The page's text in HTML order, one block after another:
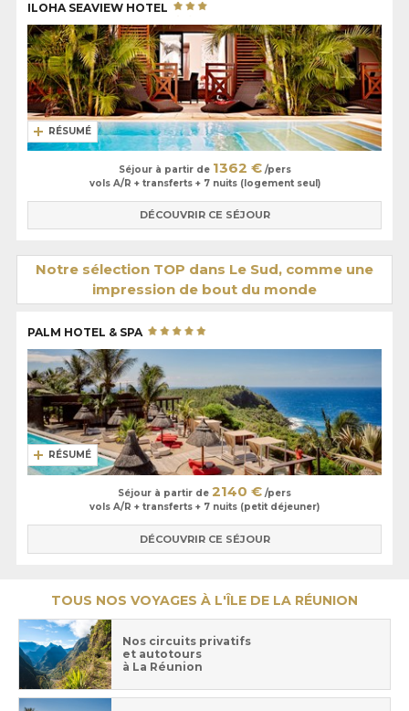
ILOHA SEAVIEW HOTEL
RÉSUMÉ
Séjour à partir de 1362 €/pers
vols A/R + transferts + 7 nuits (logement seul)
DÉCOUVRIR CE SÉJOUR
Notre sélection TOP dans Le Sud, comme une
impression de bout du monde
PALM HOTEL & SPA
RÉSUMÉ
Séjour à partir de 2140 € /pers
vols A/R + transferts + 7 nuits (petit déjeuner)
DÉCOUVRIR CE SÉJOUR
TOUS NOS VOYAGES À L'ÎLE DE LA RÉUNION
Nos circuits privatifs
et autotours
à La Réunion